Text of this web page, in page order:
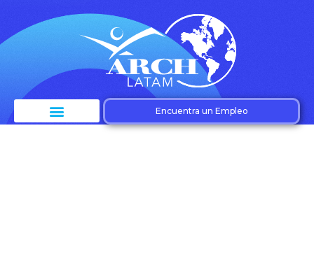
Encuentra un Empleo